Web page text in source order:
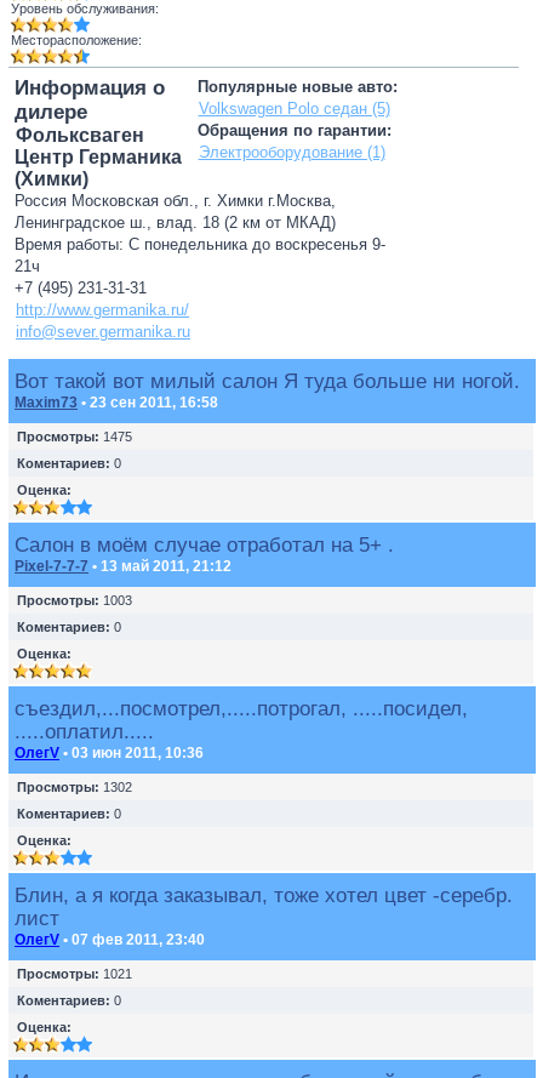
Уровень обслуживания:
Месторасположение:
Популярные новые авто:
Volkswagen Polo седан (5)
Обращения по гарантии:
Электрооборудование (1)
Информация о
дилере
Фольксваген
Центр Германика
(Химки)
Россия Московская обл., г. Химки г.Москва,
Ленинградское ш., влад. 18 (2 км от МКАД)
Время работы: С понедельника до воскресенья 9-
21ч
+7 (495) 231-31-31
http://www.germanika.ru/
info@sever.germanika.ru
Вот такой вот милый салон Я туда больше ни ногой.
Maxim73 • 23 сен 2011, 16:58
Просмотры: 1475
Коментариев: 0
Оценка:
Салон в моём случае отработал на 5+ .
Pixel-7-7-7 • 13 май 2011, 21:12
Просмотры: 1003
Коментариев: 0
Оценка:
съездил,...посмотрел,.....потрогал, .....посидел,
.....оплатил.....
ОлегV • 03 июн 2011, 10:36
Просмотры: 1302
Коментариев: 0
Оценка:
Блин, а я когда заказывал, тоже хотел цвет -серебр.
лист
ОлегV • 07 фев 2011, 23:40
Просмотры: 1021
Коментариев: 0
Оценка: